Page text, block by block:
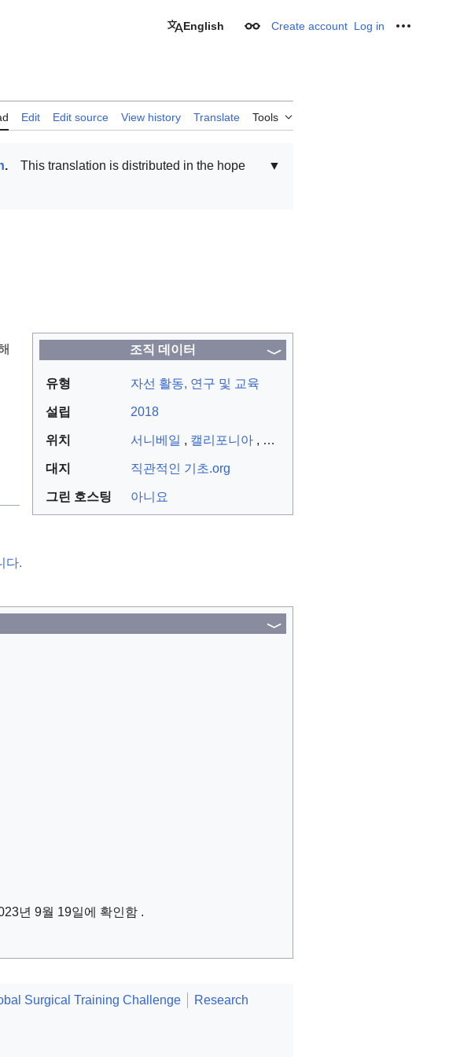
English Appearance
Create account Log in
Edit Edit source View history Translate Tools
▼
.
This translation is distributed in the hope
조직 데이터
유형 자선 활동, 연구 및 교육
설립 2018
위치 서니베일 , 캘리포니아 , 미국
대지 직관적인 기초.org
그린 호스팅 아니요
다.
년 9월 19일에 확인함 .
Surgical Training Challenge
Research